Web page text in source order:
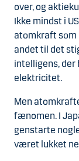
over, og
Ikke mindst i
atomkraft som
andet til det
intelligens,
elektricitet.
Men
fænomen. I
genstarte
været lukket